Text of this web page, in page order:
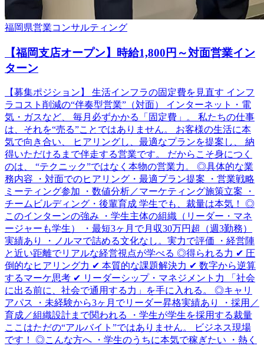
福岡県営業コンサルティング
【福岡支店オープン】時給1,800円～対面営業イン
ターン
【募集ポジション】 生活インフラの固定費を見直す インフ
ラコスト削減の“伴奏型営業”（対面） インターネット・電
気・ガスなど、 毎月必ずかかる「固定費」。 私たちの仕事
は、それを“売る”ことではありません。 お客様の生活に本
気で向き合い、 ヒアリングし、最適なプランを提案し、 納
得いただけるまで伴走する営業です。 だからこそ身につく
のは、 “テクニック”ではなく本物の営業力。 ◎具体的な業
務内容 ・対面でのヒアリング・最適プラン提案 ・営業戦略
ミーティング参加 ・数値分析／マーケティング施策立案 ・
チームビルディング・後輩育成 学生でも、裁量は本気！ ◎
このインターンの強み ・学生主体の組織（リーダー・マネ
ージャーも学生） ・最短3ヶ月で月収30万円超（週3勤務）
実績あり ・ノルマで詰める文化なし。実力で評価 ・経営陣
と近い距離でリアルな経営視点が学べる ◎得られる力 ✔ 圧
倒的なヒアリング力 ✔ 本質的な課題解決力 ✔ 数字から逆算
するマーケ思考 ✔ リーダーシップ・マネジメント力 「社会
に出る前に、社会で通用する力」を手に入れる。 ◎キャリ
アパス ・未経験から3ヶ月でリーダー昇格実績あり ・採用／
育成／組織設計まで関われる ・学生が学生を採用する裁量
ここはただの“アルバイト”ではありません。 ビジネス現場
です！ ◎こんな方へ ・学生のうちに本気で稼ぎたい ・熱く